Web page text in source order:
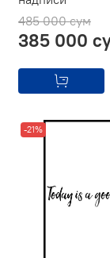
485 000 сум
385 000
-21%